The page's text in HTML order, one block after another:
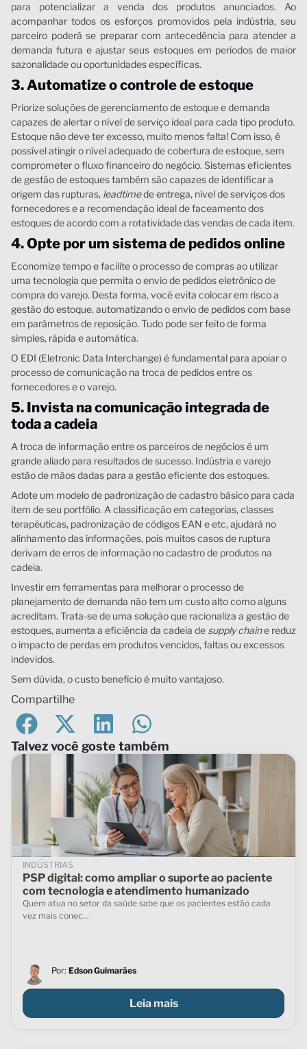
para potencializar a venda dos produtos anunciados. Ao
acompanhar todos os esforços promovidos pela indústria, seu
parceiro poderá se preparar com antecedência para atender a
demanda futura e ajustar seus estoques em períodos de maior
sazonalidade ou oportunidades específicas.
3. Automatize o controle de estoque
Priorize soluções de gerenciamento de estoque e demanda
capazes de alertar o nível de serviço ideal para cada tipo produto.
Estoque não deve ter excesso, muito menos falta! Com isso, é
possível atingir o nível adequado de cobertura de estoque, sem
comprometer o fluxo financeiro do negócio. Sistemas eficientes
de gestão de estoques também são capazes de identificar a
origem das rupturas, leadtimede entrega, nível de serviços dos
fornecedores e a recomendação ideal de faceamento dos
estoques de acordo com a rotatividade das vendas de cada item.
4. Opte por um sistema de pedidos online
Economize tempo e facilite o processo de compras ao utilizar
uma tecnologia que permita o envio de pedidos eletrônico de
compra do varejo. Desta forma, você evita colocar em risco a
gestão do estoque, automatizando o envio de pedidos com base
em parâmetros de reposição. Tudo pode ser feito de forma
simples, rápida e automática.
O EDI (Eletronic Data Interchange) é fundamental para apoiar o
processo de comunicação na troca de pedidos entre os
fornecedores e o varejo.
5. Invista na comunicação integrada de
toda a cadeia
A troca de informação entre os parceiros de negócios é um
grande aliado para resultados de sucesso. Indústria e varejo
estão de mãos dadas para a gestão eficiente dos estoques.
Adote um modelo de padronização de cadastro básico para cada
item de seu portfólio. A classificação em categorias, classes
terapêuticas, padronização de códigos EAN e etc, ajudará no
alinhamento das informações, pois muitos casos de ruptura
derivam de erros de informação no cadastro de produtos na
cadeia.
Investir em ferramentas para melhorar o processo de
planejamento de demanda não tem um custo alto como alguns
acreditam. Trata-se de uma solução que racionaliza a gestão de
estoques, aumenta a eficiência da cadeia de supply chaine reduz
o impacto de perdas em produtos vencidos, faltas ou excessos
indevidos.
Sem dúvida, o custo benefício é muito vantajoso.
Compartilhe
Talvez você goste também
INDÚSTRIAS
PSP digital: como ampliar o suporte ao paciente
com tecnologia e atendimento humanizado
Quem atua no setor da saúde sabe que os pacientes estão cada
vez mais conec...
Por: Edson Guimarães
Leia mais